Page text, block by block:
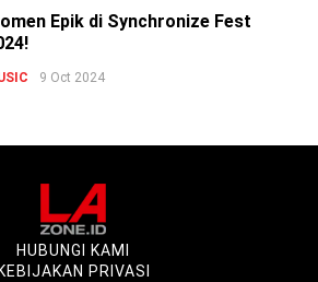
Epik di Synchronize Fest
9 Oct 2024
HUBUNGI KAMI
KEBIJAKAN PRIVASI